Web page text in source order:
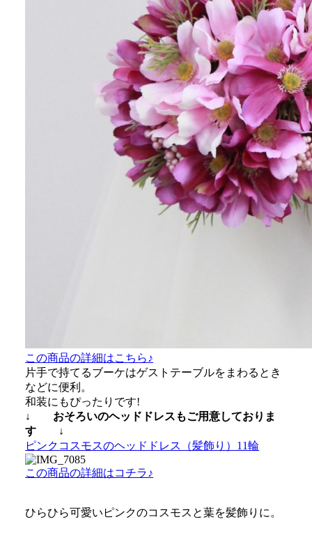
この商品の詳細はこちら♪
片手で持てるブーケはゲストテーブルをまわるとき
などに便利。
和装にもぴったりです!
↓ おそろいのヘッドドレスもご用意しておりま
す ↓
ピンクコスモスのヘッドドレス（髪飾り）11輪
この商品の詳細はコチラ♪
ひらひら可愛いピンクのコスモスと葉を髪飾りに。